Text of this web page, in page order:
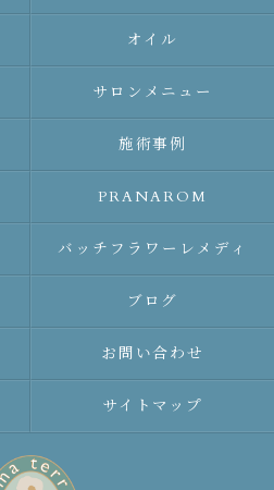
オイル
サロンメニュー
施術事例
PRANAROM
バッチフラワーレメディ
ブログ
お問い合わせ
サイトマップ